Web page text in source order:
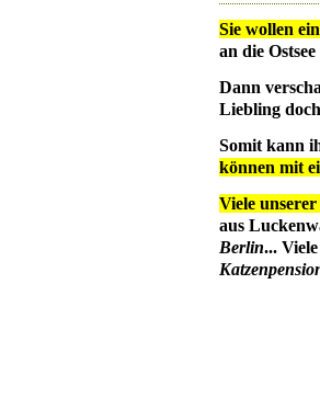
Sie wollen
an die Ostsee
Dann
Liebling
Somit kann
können mit
Viele
aus
Berlin...